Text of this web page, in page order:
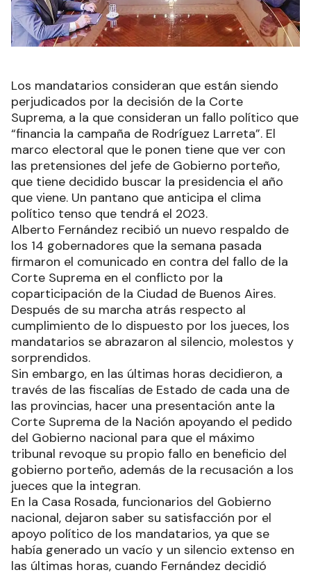
Los mandatarios consideran que están siendo
perjudicados por la decisión de la Corte
Suprema, a la que consideran un fallo político que
“financia la campaña de Rodríguez Larreta”. El
marco electoral que le ponen tiene que ver con
las pretensiones del jefe de Gobierno porteño,
que tiene decidido buscar la presidencia el año
que viene. Un pantano que anticipa el clima
político tenso que tendrá el 2023.
Alberto Fernández recibió un nuevo respaldo de
los 14 gobernadores que la semana pasada
firmaron el comunicado en contra del fallo de la
Corte Suprema en el conflicto por la
coparticipación de la Ciudad de Buenos Aires.
Después de su marcha atrás respecto al
cumplimiento de lo dispuesto por los jueces, los
mandatarios se abrazaron al silencio, molestos y
sorprendidos.
Sin embargo, en las últimas horas decidieron, a
través de las fiscalías de Estado de cada una de
las provincias, hacer una presentación ante la
Corte Suprema de la Nación apoyando el pedido
del Gobierno nacional para que el máximo
tribunal revoque su propio fallo en beneficio del
gobierno porteño, además de la recusación a los
jueces que la integran.
En la Casa Rosada, funcionarios del Gobierno
nacional, dejaron saber su satisfacción por el
apoyo político de los mandatarios, ya que se
había generado un vacío y un silencio extenso en
las últimas horas, cuando Fernández decidió